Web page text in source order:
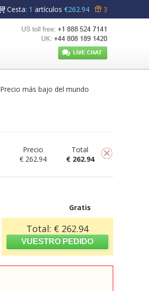
Cesta: 1 artículos €262.94 3
Precio más bajo del mundo
Precio
€ 262.94
Total
€ 262.94
Gratis
Total: € 262.94